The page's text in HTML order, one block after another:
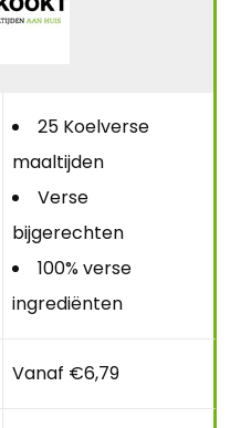
25 Koelverse
maaltijden
Verse
bijgerechten
100% verse
ingrediënten
Vanaf €6,79